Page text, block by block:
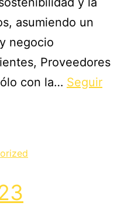
asumiendo un
negocio
Proveedores
con la… Seguir